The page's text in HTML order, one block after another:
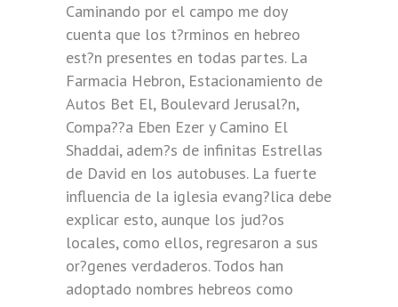
Caminando por el campo me doy
cuenta que los t?rminos en hebreo
est?n presentes en todas partes. La
Farmacia Hebron, Estacionamiento de
Autos Bet El, Boulevard Jerusal?n,
Compa??a Eben Ezer y Camino El
Shaddai, adem?s de infinitas Estrellas
de David en los autobuses. La fuerte
influencia de la iglesia evang?lica debe
explicar esto, aunque los jud?os
locales, como ellos, regresaron a sus
or?genes verdaderos. Todos han
adoptado nombres hebreos como